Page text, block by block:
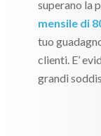
superano la
mensile di
tuo
clienti. E’
grandi